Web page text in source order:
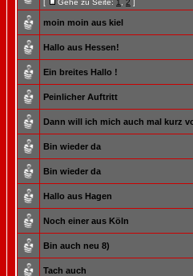
[ Gehe zu Seite: 1 2 ]
moin moin aus kiel
Hallo aus Hessen!
Ein breites Hallo !
Peinlicher Auftritt
Dann will ich mich auch mal kurz
Bin wieder da
Bin wieder da
Hallo aus Hagen
Noch einer aus Köln
Bin auch neu 8)
Tach auch